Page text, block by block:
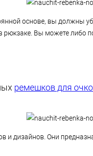
основе, вы должны
Вы можете либо
ремешков для
и дизайнов. Они